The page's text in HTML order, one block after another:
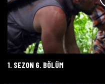
1. SEZON 6. BÖLÜM